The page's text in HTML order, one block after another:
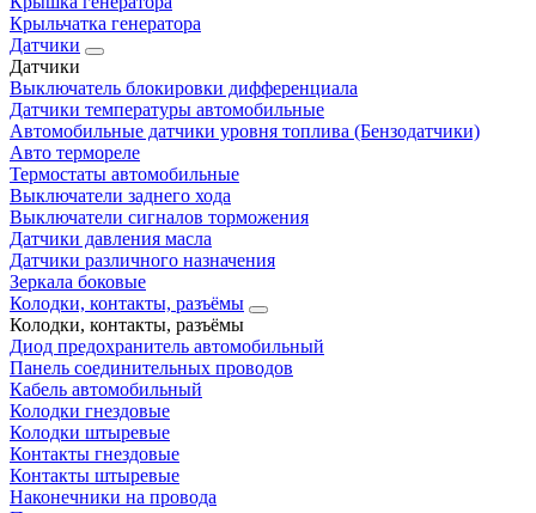
Крыльчатка генератора
Датчики
Датчики
Выключатель блокировки дифференциала
Датчики температуры автомобильные
Автомобильные датчики уровня топлива (Бензодатчики)
Авто термореле
Термостаты автомобильные
Выключатели заднего хода
Выключатели сигналов торможения
Датчики давления масла
Датчики различного назначения
Зеркала боковые
Колодки, контакты, разъёмы
Колодки, контакты, разъёмы
Диод предохранитель автомобильный
Панель соединительных проводов
Кабель автомобильный
Колодки гнездовые
Колодки штыревые
Контакты гнездовые
Контакты штыревые
Наконечники на провода